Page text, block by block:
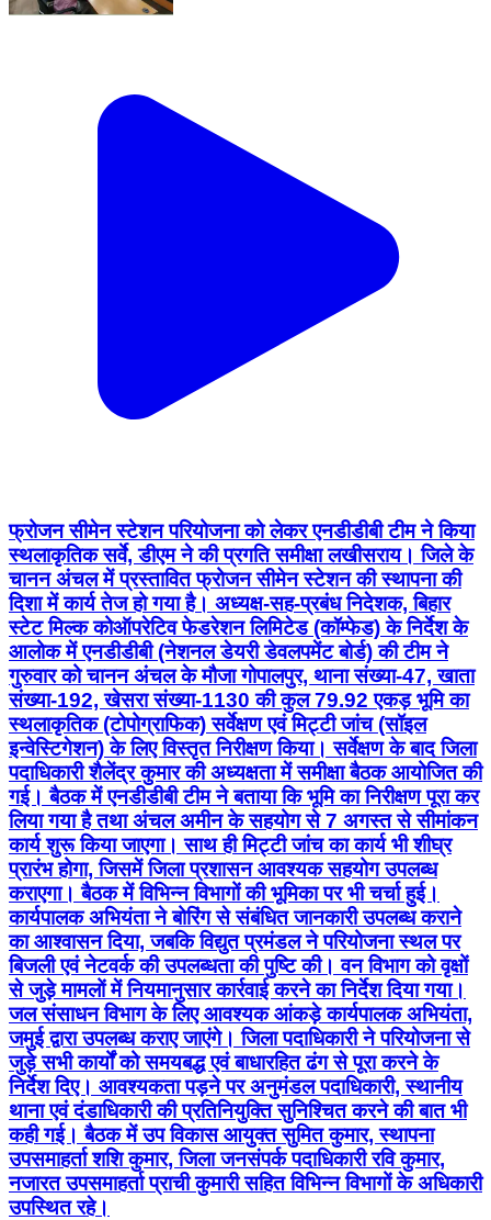
फ्रोजन सीमेन स्टेशन परियोजना को लेकर एनडीडीबी टीम ने किया
स्थलाकृतिक सर्वे, डीएम ने की प्रगति समीक्षा लखीसराय। जिले के
चानन अंचल में प्रस्तावित फ्रोजन सीमेन स्टेशन की स्थापना की
दिशा में कार्य तेज हो गया है। अध्यक्ष-सह-प्रबंध निदेशक, बिहार
स्टेट मिल्क कोऑपरेटिव फेडरेशन लिमिटेड (कॉम्फेड) के निर्देश के
आलोक में एनडीडीबी (नेशनल डेयरी डेवलपमेंट बोर्ड) की टीम ने
गुरुवार को चानन अंचल के मौजा गोपालपुर, थाना संख्या-47, खाता
संख्या-192, खेसरा संख्या-1130 की कुल 79.92 एकड़ भूमि का
स्थलाकृतिक (टोपोग्राफिक) सर्वेक्षण एवं मिट्टी जांच (सॉइल
इन्वेस्टिगेशन) के लिए विस्तृत निरीक्षण किया। सर्वेक्षण के बाद जिला
पदाधिकारी शैलेंद्र कुमार की अध्यक्षता में समीक्षा बैठक आयोजित की
गई। बैठक में एनडीडीबी टीम ने बताया कि भूमि का निरीक्षण पूरा कर
लिया गया है तथा अंचल अमीन के सहयोग से 7 अगस्त से सीमांकन
कार्य शुरू किया जाएगा। साथ ही मिट्टी जांच का कार्य भी शीघ्र
प्रारंभ होगा, जिसमें जिला प्रशासन आवश्यक सहयोग उपलब्ध
कराएगा। बैठक में विभिन्न विभागों की भूमिका पर भी चर्चा हुई।
कार्यपालक अभियंता ने बोरिंग से संबंधित जानकारी उपलब्ध कराने
का आश्वासन दिया, जबकि विद्युत प्रमंडल ने परियोजना स्थल पर
बिजली एवं नेटवर्क की उपलब्धता की पुष्टि की। वन विभाग को वृक्षों
से जुड़े मामलों में नियमानुसार कार्रवाई करने का निर्देश दिया गया।
जल संसाधन विभाग के लिए आवश्यक आंकड़े कार्यपालक अभियंता,
जमुई द्वारा उपलब्ध कराए जाएंगे। जिला पदाधिकारी ने परियोजना से
जुड़े सभी कार्यों को समयबद्ध एवं बाधारहित ढंग से पूरा करने के
निर्देश दिए। आवश्यकता पड़ने पर अनुमंडल पदाधिकारी, स्थानीय
थाना एवं दंडाधिकारी की प्रतिनियुक्ति सुनिश्चित करने की बात भी
कही गई। बैठक में उप विकास आयुक्त सुमित कुमार, स्थापना
उपसमाहर्ता शशि कुमार, जिला जनसंपर्क पदाधिकारी रवि कुमार,
नजारत उपसमाहर्ता प्राची कुमारी सहित विभिन्न विभागों के अधिकारी
उपस्थित रहे।